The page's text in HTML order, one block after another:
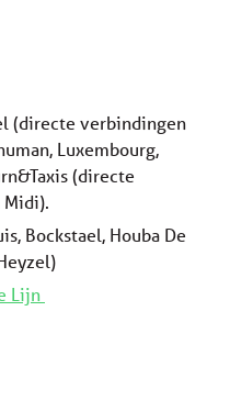
(directe verbindingen
Luxembourg,
(directe
Bockstael, Houba De
Lijn